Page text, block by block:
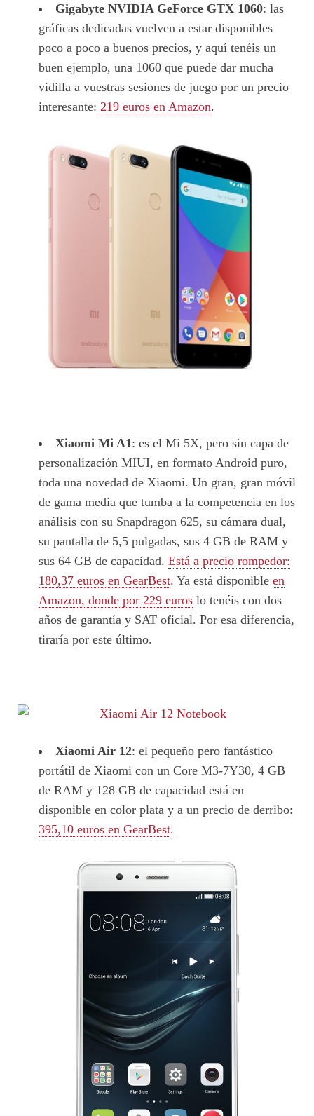
Gigabyte NVIDIA GeForce GTX 1060: las
gráficas dedicadas vuelven a estar disponibles
poco a poco a buenos precios, y aquí tenéis un
buen ejemplo, una 1060 que puede dar mucha
vidilla a vuestras sesiones de juego por un precio
interesante: 219 euros en Amazon.
Xiaomi Mi A1 : es el Mi 5X, pero sin capa de
personalización MIUI, en formato Android puro,
toda una novedad de Xiaomi. Un gran, gran móvil
de gama media que tumba a la competencia en los
análisis con su Snapdragon 625, su cámara dual,
su pantalla de 5,5 pulgadas, sus 4 GB de RAM y
sus 64 GB de capacidad. Está a precio rompedor:
180,37 euros en GearBest. Ya está disponible en
Amazon, donde por 229 euros lo tenéis con dos
años de garantía y SAT oficial. Por esa diferencia,
tiraría por este último.
Xiaomi Air 12: el pequeño pero fantástico
portátil de Xiaomi con un Core M3-7Y30, 4 GB
de RAM y 128 GB de capacidad está en
disponible en color plata y a un precio de derribo:
395,10 euros en GearBest.